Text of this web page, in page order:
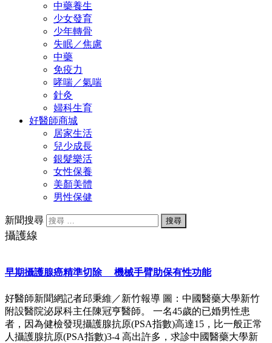
中藥養生
少女發育
少年轉骨
失眠／焦慮
中藥
免疫力
哮喘／氣喘
針灸
婦科生育
好醫師商城
居家生活
兒少成長
銀髮樂活
女性保養
美顏美體
男性保健
新聞搜尋
攝護線
早期攝護腺癌精準切除 機械手臂助保有性功能
好醫師新聞網記者邱秉維／新竹報導 圖：中國醫藥大學新竹
附設醫院泌尿科主任陳冠亨醫師。 一名45歲的已婚男性患
者，因為健檢發現攝護腺抗原(PSA指數)高達15，比一般正常
人攝護腺抗原(PSA指數)3-4 高出許多，求診中國醫藥大學新